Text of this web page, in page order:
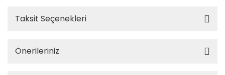
Taksit Seçenekleri
Önerileriniz